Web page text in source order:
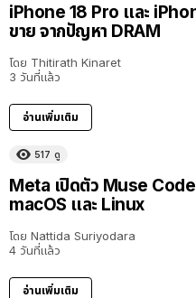
iPhone 18 Pro และ
ขาย จากปัญหา DRAM
โดย Thitirath Kinaret
3 วันที่แล้ว
อ่านเพิ่มเติม
517 ดู
Meta เปิดตัว Muse Code
macOS และ Linux
โดย Nattida Suriyodara
4 วันที่แล้ว
อ่านเพิ่มเติม